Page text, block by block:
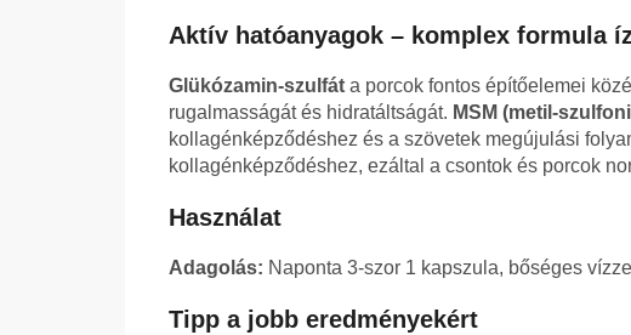
Aktív hatóanyagok – komplex formula
Glükózamin-szulfát a porcok fontos építőelemei
rugalmasságát és hidratáltságát. MSM (metil-
kollagénképződéshez és a szövetek megújulási
kollagénképződéshez, ezáltal a csontok és porcok
Használat
Adagolás: Naponta 3-szor 1 kapszula, bőséges
Tipp a jobb eredményekért